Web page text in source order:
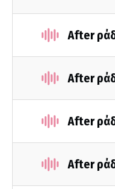
After
After
After
After